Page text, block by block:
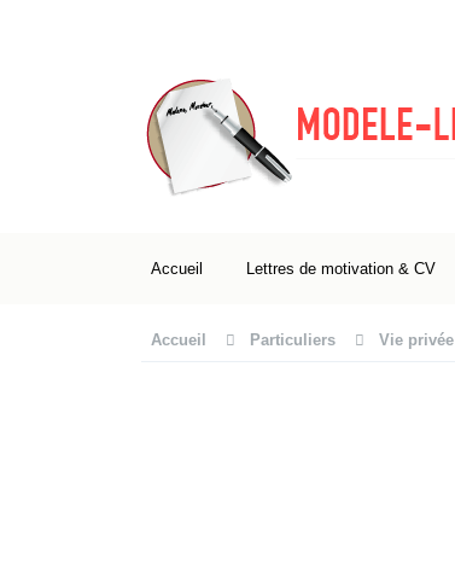
Accueil Lettres de motivation & CV
Accueil Particuliers Vie privée